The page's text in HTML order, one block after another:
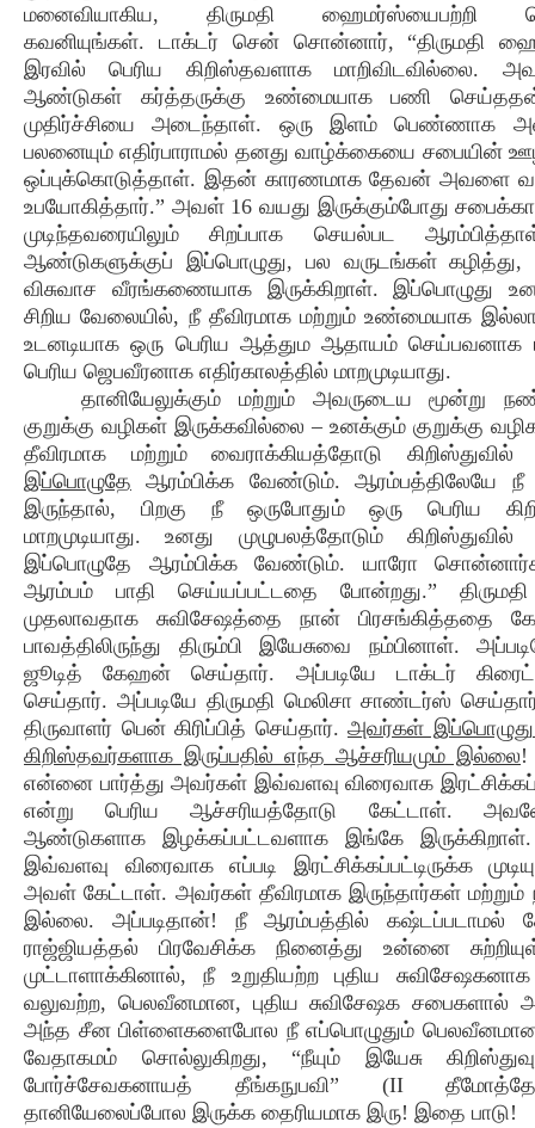
மனைவியாகிய, திருமதி ஹைமர்ஸ்யைபற்றி
கவனியுங்கள். டாக்டர் சென் சொன்னார், “திருமதி
இரவில் பெரிய கிறிஸ்தவளாக மாறிவிடவில்லை.
ஆண்டுகள் கர்த்தருக்கு உண்மையாக பணி
முதிர்ச்சியை அடைந்தாள். ஒரு இளம் பெண்ணாக
பலனையும் எதிர்பாராமல் தனது வாழ்க்கையை சபையின்
ஒப்புக்கொடுத்தாள். இதன் காரணமாக தேவன் அவளை
உபயோகித்தார்.” அவள் 16 வயது இருக்கும்போது
முடிந்தவரையிலும் சிறப்பாக செயல்பட
ஆண்டுகளுக்குப் இப்பொழுது, பல வருடங்கள்
விசுவாச வீரங்கணையாக இருக்கிறாள். இப்பொழுது
சிறிய வேலையில், நீ தீவிரமாக மற்றும் உண்மையாக
உடனடியாக ஒரு பெரிய ஆத்தும ஆதாயம் செய்பவனாக
பெரிய ஜெபவீரனாக எதிர்காலத்தில் மாறமுடியாது.
தானியேலுக்கும் மற்றும் அவருடைய மூன்று
குறுக்கு வழிகள் இருக்கவில்லை – உனக்கும் குறுக்கு
தீவிரமாக மற்றும் வைராக்கியத்தோடு கிறிஸ்துவில்
இப்பொழுதே ஆரம்பிக்க வேண்டும். ஆரம்பத்திலேயே நீ
இருந்தால், பிறகு நீ ஒருபோதும் ஒரு பெரிய
மாறமுடியாது. உனது முழுபலத்தோடும் கிறிஸ்துவில்
இப்பொழுதே ஆரம்பிக்க வேண்டும். யாரோ
ஆரம்பம் பாதி செய்யப்பட்டதை போன்றது.”
முதலாவதாக சுவிசேஷத்தை நான் பிரசங்கித்ததை
பாவத்திலிருந்து திரும்பி இயேசுவை நம்பினாள்.
ஜூடித் கேஹன் செய்தார். அப்படியே டாக்டர்
செய்தார். அப்படியே திருமதி மெலிசா சாண்டர்ஸ்
திருவாளர் பென் கிரிப்பித் செய்தார். அவர்கள் இப்பொழுது
கிறிஸ்தவர்களாக இருப்பதில் எந்த ஆச்சரியமும் இல்லை!
என்னை பார்த்து அவர்கள் இவ்வளவு விரைவாக
என்று பெரிய ஆச்சரியத்தோடு கேட்டாள்.
ஆண்டுகளாக இழக்கப்பட்டவளாக இங்கே
இவ்வளவு விரைவாக எப்படி இரட்சிக்கப்பட்டிருக்க
அவள் கேட்டாள். அவர்கள் தீவிரமாக இருந்தார்கள் மற்றும்
இல்லை. அப்படிதான்! நீ ஆரம்பத்தில் கஷ்டப்படாமல்
ராஜ்ஜியத்தல் பிரவேசிக்க நினைத்து உன்னை
முட்டாளாக்கினால், நீ உறுதியற்ற புதிய
வலுவற்ற, பெலவீனமான, புதிய சுவிசேஷக சபைகளால்
அந்த சீன பிள்ளைகளைபோல நீ எப்பொழுதும் பெலவீனமான
வேதாகமம் சொல்லுகிறது, “நீயும் இயேசு
போர்ச்சேவகனாயத் தீங்கநுபவி” (II
தானியேலைப்போல இருக்க தைரியமாக இரு! இதை பாடு!